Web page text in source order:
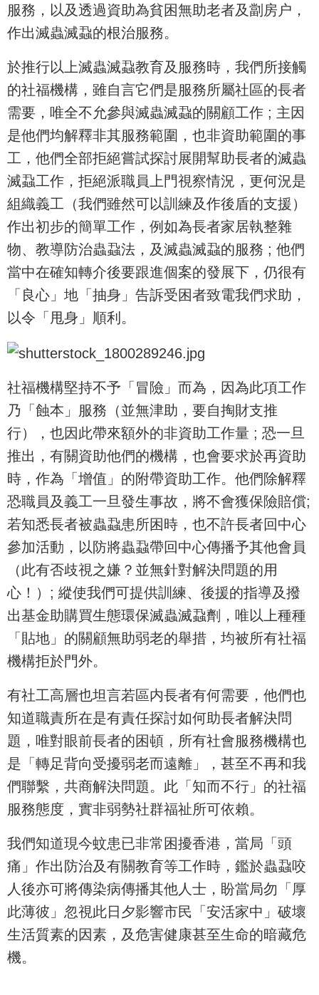
服務，以及透過資助為貧困無助老者及劏房户，
作出滅蟲滅蝨的根治服務。
於推行以上滅蟲滅蝨教育及服務時，我們所接觸
的社福機構，雖自言它們是服務所屬社區的長者
需要，唯全不允參與滅蟲滅蝨的關顧工作 ; 主因
是他們均解釋非其服務範圍，也非資助範圍的事
工，他們全部拒絕嘗試探討展開幫助長者的滅蟲
滅蝨工作，拒絕派職員上門視察情況，更何況是
組織義工（我們雖然可以訓練及作後盾的支援）
作出初步的簡單工作，例如為長者家居執整雜
物、教導防治蟲蝨法，及滅蟲滅蝨的服務 ; 他們
當中在確知轉介後要跟進個案的發展下，仍很有
「良心」地「抽身」告訴受困者致電我們求助，
以令「甩身」順利。
社福機構堅持不予「冒險」而為，因為此項工作
乃「蝕本」服務（並無津助，要自掏財支推
行），也因此帶來額外的非資助工作量 ; 恐一旦
推出，有關資助他們的機構，也會要求於再資助
時，作為「增值」的附帶資助工作。他們除解釋
恐職員及義工一旦發生事故，將不會獲保險賠償;
若知悉長者被蟲蝨患所困時，也不許長者回中心
參加活動，以防將蟲蝨帶回中心傳播予其他會員
（此有否歧視之嫌？並無針對解決問題的用
心！）; 縱使我們可提供訓練、後援的指導及撥
出基金助購買生態環保滅蟲滅蝨劑，唯以上種種
「貼地」的關顧無助弱老的舉措，均被所有社福
機構拒於門外。
有社工高層也坦言若區内長者有何需要，他們也
知道職責所在是有責任探討如何助長者解決問
題，唯對眼前長者的困頓，所有社會服務機構也
是「轉足背向受擾弱老而遠離」，甚至不再和我
們聯繫，共商解決問題。此「知而不行」的社福
服務態度，實非弱勢社群福祉所可依賴。
我們知道現今蚊患已非常困擾香港，當局「頭
痛」作出防治及有關教育等工作時，鑑於蟲蝨咬
人後亦可將傳染病傳播其他人士，盼當局勿「厚
此薄彼」忽視此日夕影響市民「安活家中」破壞
生活質素的因素，及危害健康甚至生命的暗藏危
機。